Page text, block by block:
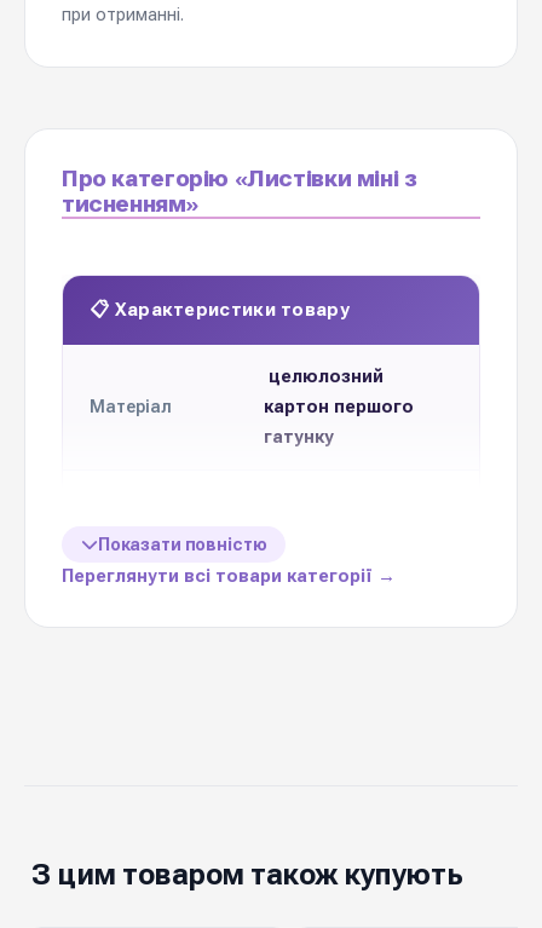
при отриманні.
Про категорію «Листівки міні з
тисненням»
📋 Характеристики товару
Матеріал
целюлозний
картон першого
гатунку
10 см * 7 см
Призначення
доповнення до
Показати повністю
Переглянути всі товари категорії →
З цим товаром також купують